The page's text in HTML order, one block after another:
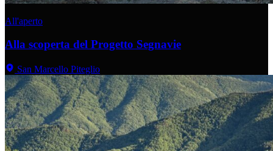
All'aperto
Alla scoperta del Progetto Segnavie
San Marcello Piteglio